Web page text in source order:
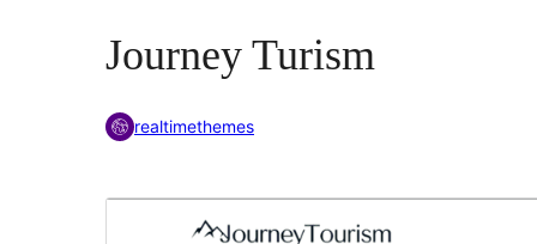
Journey Turism
realtimethemes